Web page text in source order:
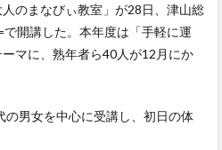
のまなびぃ教室」が28日、津山総
開講した。本年度は「手軽に運
マに、熟年者ら40人が12月にか
男女を中心に受講し、初日の体